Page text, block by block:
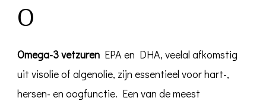
O
Omega-3 vetzuren EPA en DHA, veelal afkomstig
uit visolie of algenolie, zijn essentieel voor hart-,
hersen- en oogfunctie. Een van de meest